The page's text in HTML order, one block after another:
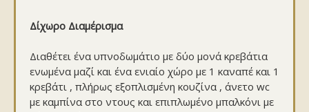
Δίχωρο Διαμέρισμα
Διαθέτει ένα υπνοδωμάτιο με δύο μονά κρεβάτια
ενωμένα μαζί και ένα ενιαίο χώρο με 1 καναπέ και 1
κρεβάτι , πλήρως εξοπλισμένη κουζίνα , άνετο wc
με καμπίνα στο ντους και επιπλωμένο μπαλκόνι με